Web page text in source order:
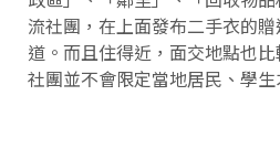
流社團，在上面發布二手衣的
道。而且住得近，面交地點也
社團並不會限定當地居民、學生